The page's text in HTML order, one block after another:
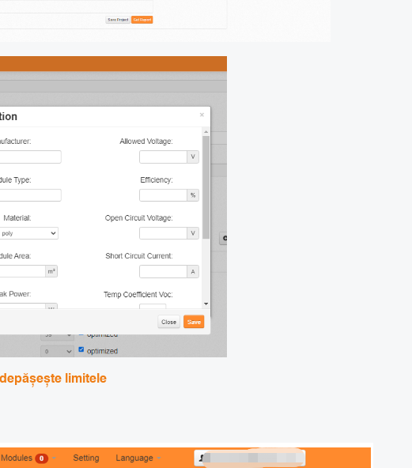
limitele